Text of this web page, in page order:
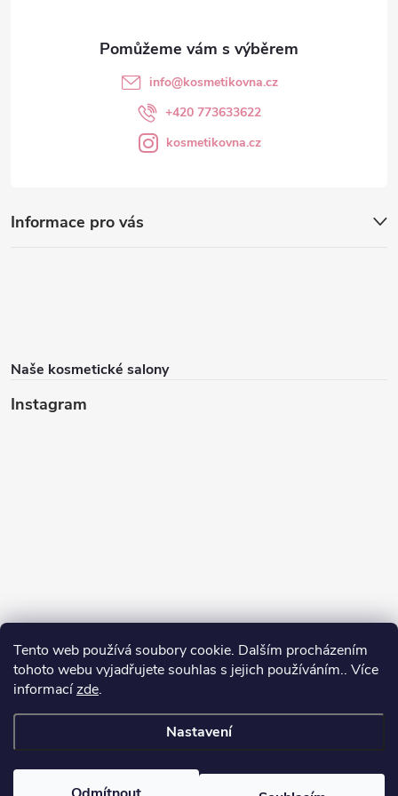
Tento web používá soubory cookie. Dalším procházením
tohoto webu vyjadřujete souhlas s jejich používáním.. Více
informacízde.
Nastavení
Informace pro vás
Naše kosmetické salony
Instagram
info@kosmetikovna.cz
+420 773633622
kosmetikovna.cz
Kosmetikovna